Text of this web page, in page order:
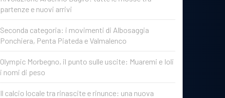
partenze e nuovi arrivi
Seconda categoria: i movimenti di Albosaggia
Ponchiera, Penta Piateda e Valmalenco
Olympic Morbegno, il punto sulle uscite: Muaremi e Ioli
i nomi di peso
Il calcio locale tra rinascite e rinunce: una nuova